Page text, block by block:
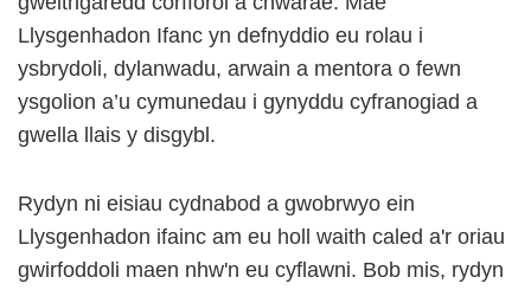
Llysgenhadon Ifanc yn defnyddio eu rolau i
ysbrydoli, dylanwadu, arwain a mentora o fewn
ysgolion a’u cymunedau i gynyddu cyfranogiad a
gwella llais y disgybl.
Rydyn ni eisiau cydnabod a gwobrwyo ein
Llysgenhadon ifainc am eu holl waith caled a'r oriau
gwirfoddoli maen nhw'n eu cyflawni. Bob mis, rydyn